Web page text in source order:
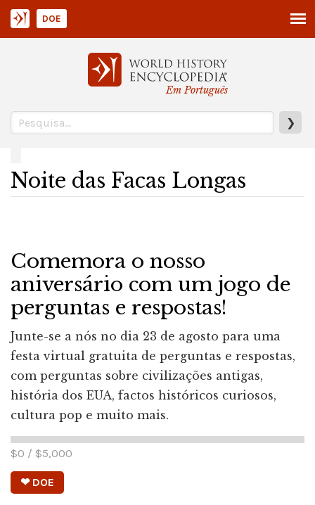
Em Português
❯
DOE
Noite das Facas Longas
Comemora o nosso
aniversário com um jogo de
perguntas e respostas!
Junte-se a nós no dia 23 de agosto para uma
festa virtual gratuita de perguntas e respostas,
com perguntas sobre civilizações antigas,
história dos EUA, factos históricos curiosos,
cultura pop e muito mais.
$0 / $5,000
❤ DOE